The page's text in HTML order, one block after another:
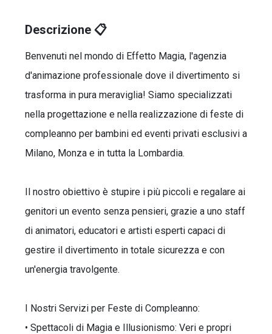
Descrizione 📋
Benvenuti nel mondo di Effetto Magia, l'agenzia
d'animazione professionale dove il divertimento si
trasforma in pura meraviglia! Siamo specializzati
nella progettazione e nella realizzazione di feste di
compleanno per bambini ed eventi privati esclusivi a
Milano, Monza e in tutta la Lombardia.
Il nostro obiettivo è stupire i più piccoli e regalare ai
genitori un evento senza pensieri, grazie a uno staff
di animatori, educatori e artisti esperti capaci di
gestire il divertimento in totale sicurezza e con
un'energia travolgente.
I Nostri Servizi per Feste di Compleanno:
• Spettacoli di Magia e Illusionismo: Veri e propri